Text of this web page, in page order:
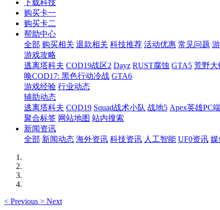
下载科技
购买卡一
购买卡二
帮助中心
全部 购买相关 退款相关 科技推荐 活动优惠 常见问题
游戏攻略
逃离塔科夫 COD19战区2 Dayz RUST腐蚀 GTA5 荒野大
唤COD17: 黑色行动冷战 GTA6
游戏经验 行业动态
辅助动态
逃离塔科夫 COD19 Squad战术小队 战地5 Apex英雄PC
聚合标签 网站地图 站内搜索
新闻资讯
全部 新闻动态 海外资讯 科技资讯 人工智能 UF0资讯 媒
< Previous > Next